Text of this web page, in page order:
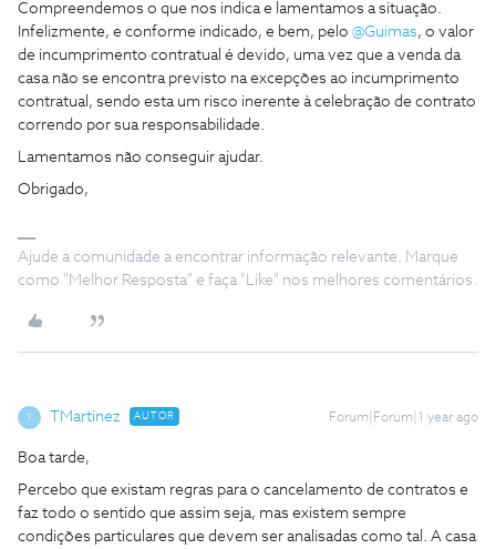
Compreendemos o que nos indica e lamentamos a situação.
Infelizmente, e conforme indicado, e bem, pelo ​ @Guimas, o valor
de incumprimento contratual é devido, uma vez que a venda da
casa não se encontra previsto na excepções ao incumprimento
contratual, sendo esta um risco inerente à celebração de contrato
correndo por sua responsabilidade.
Lamentamos não conseguir ajudar.
Obrigado,
Ajude a comunidade a encontrar informação relevante. Marque
como "Melhor Resposta" e faça "Like" nos melhores comentários.
T TMartinez AUTOR Forum|Forum|1 year ago
Boa tarde,
Percebo que existam regras para o cancelamento de contratos e
faz todo o sentido que assim seja, mas existem sempre
condições particulares que devem ser analisadas como tal. A casa